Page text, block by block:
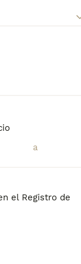
el Registro de
sobre
Wheaten
guarda tu
de